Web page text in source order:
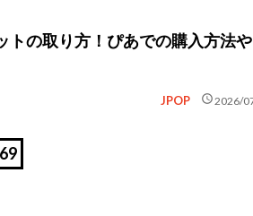
トの取り方！ぴあでの購入方法や
JPOP schedule2026/
69